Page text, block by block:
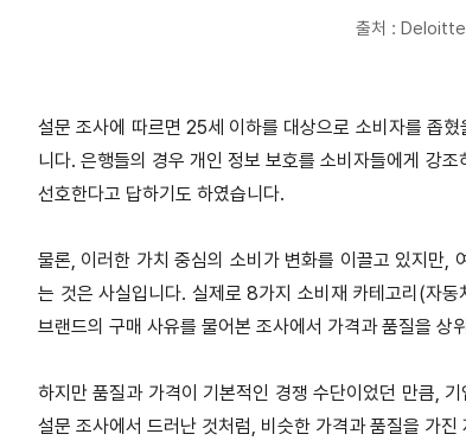
출처 :
설문 조사에 따르면 25세 이하를 대상으로 소비자를 좁
니다. 은행들의 경우 개인 정보 보호를 소비자들에게 강
선호한다고 답하기도 하였습니다.
물론, 이러한 가치 중심의 소비가 변화를 이끌고 있지만,
는 것은 사실입니다. 실제로 8가지 소비재 카테고리(자
브랜드의 구매 사유를 물어본 조사에서 가격과 품질을 상
하지만 품질과 가격이 기본적인 경쟁 수단이었던 만큼,
설문 조사에서 드러난 것처럼, 비슷한 가격과 품질을 가